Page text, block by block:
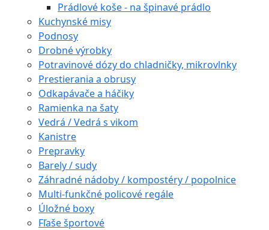
Prádlové koše - na špinavé prádlo
Kuchynské misy
Podnosy
Drobné výrobky
Potravinové dózy do chladničky, mikrovlnky
Prestierania a obrusy
Odkapávače a háčiky
Ramienka na šaty
Vedrá / Vedrá s vikom
Kanistre
Prepravky
Barely / sudy
Záhradné nádoby / kompostéry / popolnice
Multi-funkčné policové regále
Úložné boxy
Fľaše športové